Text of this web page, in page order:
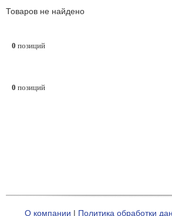
Товаров не найдено
0 позиций
0 позиций
О компании | Политика обработки